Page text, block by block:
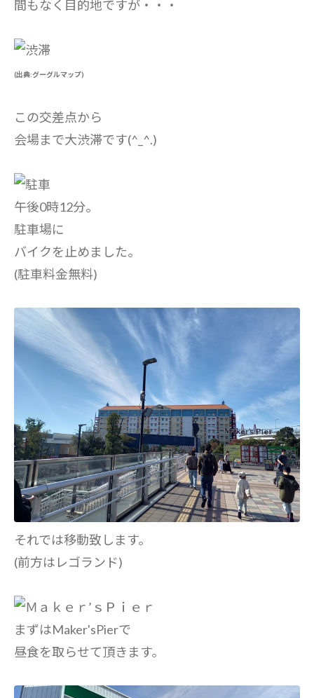
間もなく目的地ですが・・・
(出典:グーグルマップ)
この交差点から
会場まで大渋滞です(^_^.)
午後0時12分。
駐車場に
バイクを止めました。
(駐車料金無料)
それでは移動致します。
(前方はレゴランド)
まずはMaker'sPierで
昼食を取らせて頂きます。